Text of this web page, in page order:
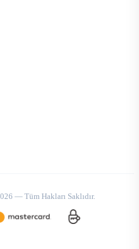
— Tüm Hakları Saklıdır.